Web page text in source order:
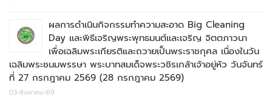
ผลการดำเนินกิจกรรมทำความสะอาด Big Cleaning
Day และพิธีเจริญพระพุทธมนต์และเจริญ จิตตภาวนา
เพื่อเฉลิมพระเกียรติและถวายเป็นพระราชกุศล เนื่องในวัน
เฉลิมพระชนมพรรษา พระบาทสมเด็จพระวชิรเกล้าเจ้าอยู่หัว วันจันทร์
ที่ 27 กรกฎาคม 2569 (28 กรกฎาคม 2569)
03-สิงหาคม-69